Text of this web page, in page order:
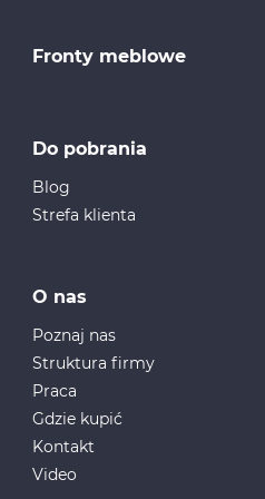
Fronty meblowe
Do pobrania
Blog
Strefa klienta
O nas
Poznaj nas
Struktura firmy
Praca
Gdzie kupić
Kontakt
Video